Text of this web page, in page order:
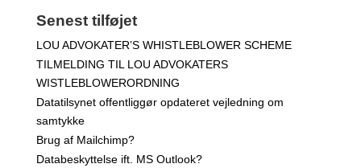
Senest tilføjet
LOU ADVOKATER’S WHISTLEBLOWER SCHEME
TILMELDING TIL LOU ADVOKATERS
WISTLEBLOWERORDNING
Datatilsynet offentliggør opdateret vejledning om
samtykke
Brug af Mailchimp?
Databeskyttelse ift. MS Outlook?